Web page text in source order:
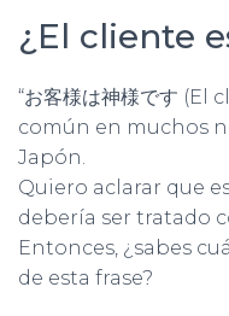
¿El cliente
“お客様は神様です
común en muchos
Japón.
Quiero aclarar que
debería ser tratado
Entonces, ¿sabes
de esta frase?